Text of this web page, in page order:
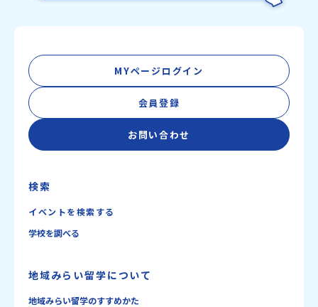
MYページログイン
会員登録
お問い合わせ
検索
イベントを検索する
学校を調べる
地域みらい留学について
地域みらい留学のすすめかた